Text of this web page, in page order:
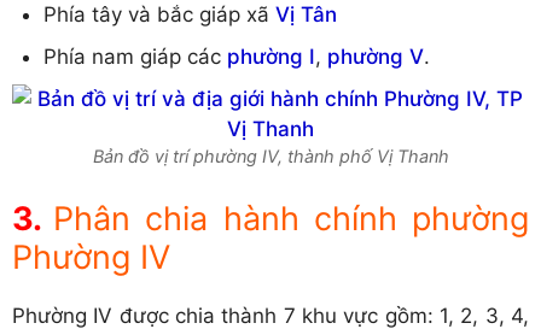
Phía tây và bắc giáp xã Vị Tân
Phía nam giáp các phường I, phường V.
Bản đồ vị trí phường IV, thành phố Vị Thanh
Phân chia hành chính phường
Phường IV
Phường IV được chia thành 7 khu vực gồm: 1, 2, 3, 4,